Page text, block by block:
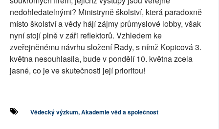
nedohledatelnými? Ministryně školství, která paradoxně
místo školství a vědy hájí zájmy průmyslové lobby, však
nyní stojí plně v záři reflektorů. Vzhledem ke
zveřejněnému návrhu složení Rady, s nímž Kopicová 3.
května nesouhlasila, bude v pondělí 10. května zcela
jasné, co je ve skutečnosti její prioritou!
Vědecký výzkum, Akademie věd a společnost